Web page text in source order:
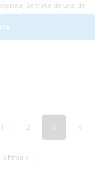
Se trata de una de
de la humanidad y no te
un destino que se
y aventúrate a
1 2 3 4
última »